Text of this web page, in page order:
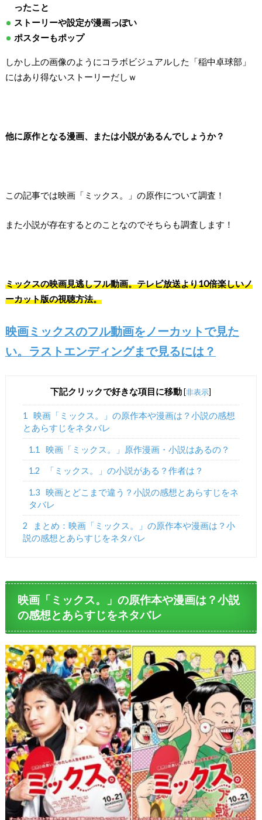
ったこと
ストーリーや設定が漫画っぽい
ポスターもポップ
しかし上の画像のようにコラボビジュアルした「稲中卓球部」
にはあり得ないストーリーだしｗ
他に原作となる漫画、または小説があるんでしょうか？
この記事では映画「ミックス。」の原作について調査！
また小説が存在するとのことなのでそちらも調査します！
ミックスの映画見逃しフル動画。テレビ放送より10倍楽しいノ
ーカット版の視聴方法。
映画ミックスのフル動画をノーカットで見た
い。ラストエンディングまで見るには？
下記クリックで好きな項目に移動 [非表示]
1
映画「ミックス。」の原作本や漫画は？小説の感想
とあらすじをネタバレ
1.1 映画「ミックス。」原作漫画・小説はあるの？
1.2 「ミックス。」の小説がある？作者は？
1.3 映画とどこまで違う？小説の感想とあらすじをネ
タバレ
2
まとめ：映画「ミックス。」の原作本や漫画は？小
説の感想とあらすじをネタバレ
映画「ミックス。」の原作本や漫画は？小説
の感想とあらすじをネタバレ